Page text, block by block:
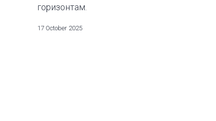
горизонтам.
17 October 2025